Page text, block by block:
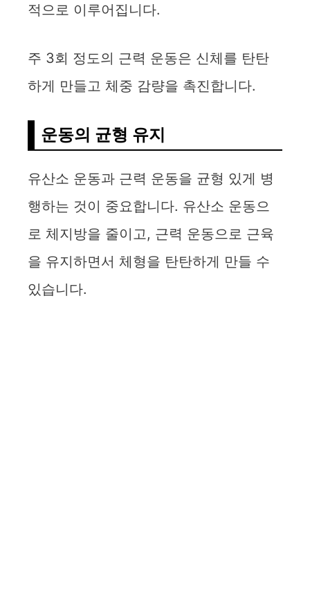
적으로 이루어집니다.
주 3회 정도의 근력 운동은 신체를 탄탄
하게 만들고 체중 감량을 촉진합니다.
운동의 균형 유지
유산소 운동과 근력 운동을 균형 있게 병
행하는 것이 중요합니다. 유산소 운동으
로 체지방을 줄이고, 근력 운동으로 근육
을 유지하면서 체형을 탄탄하게 만들 수
있습니다.